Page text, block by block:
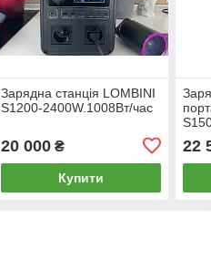
Зарядна станція LOMBINI
S1200-2400W.1008Вт/час
20 000₴
Купити
22